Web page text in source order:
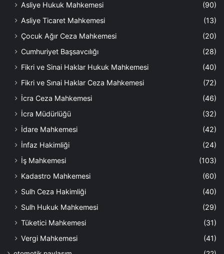
Asliye Hukuk Mahkemesi
(90)
Asliye Ticaret Mahkemesi
(13)
Çocuk Ağır Ceza Mahkemesi
(20)
Cumhuriyet Başsavcılığı
(28)
Fikri ve Sinai Haklar Hukuk Mahkemesi
(40)
Fikri ve Sınai Haklar Ceza Mahkemesi
(72)
İcra Ceza Mahkemesi
(46)
İcra Müdürlüğü
(32)
İdare Mahkemesi
(42)
İnfaz Hakimliği
(24)
İş Mahkemesi
(103)
Kadastro Mahkemesi
(60)
Sulh Ceza Hakimliği
(40)
Sulh Hukuk Mahkemesi
(29)
Tüketici Mahkemesi
(31)
Vergi Mahkemesi
(41)